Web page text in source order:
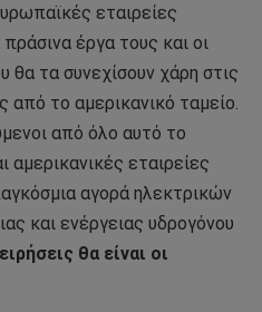
εταιρείες
έργα τους και οι
θα τα συνεχίσουν χάρη στις
από το αμερικανικό ταμείο.
από όλο αυτό το
αμερικανικές εταιρείες
αγορά ηλεκτρικών
και ενέργειας υδρογόνου
θα είναι οι